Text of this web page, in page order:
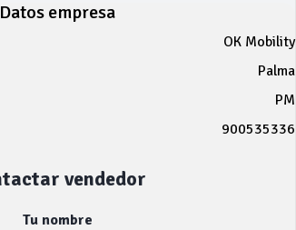
Datos empresa
OK Mobility
Palma
PM
900535336
vendedor
Tu nombre